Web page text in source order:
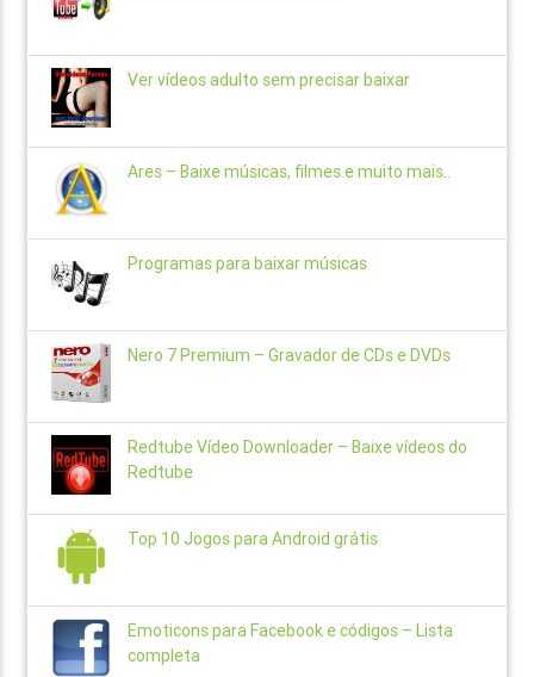
Ver vídeos adulto sem precisar baixar
Ares – Baixe músicas, filmes e muito mais..
Programas para baixar músicas
Nero 7 Premium – Gravador de CDs e DVDs
Redtube Vídeo Downloader – Baixe vídeos do
Redtube
Top 10 Jogos para Android grátis
Emoticons para Facebook e códigos – Lista
completa